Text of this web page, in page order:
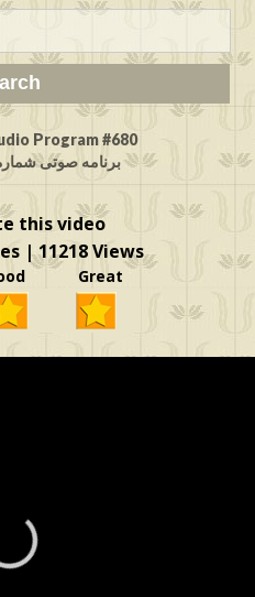
Program #680
برنامه صوتی شماره ۶۸۰ گنج
this video
| 11218 Views
Great